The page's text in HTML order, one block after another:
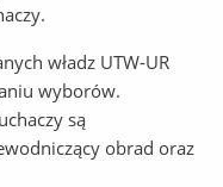
władz UTW-UR
wyborów.
są
obrad oraz